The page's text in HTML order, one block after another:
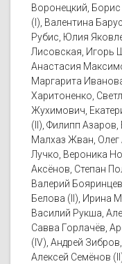
Воронецкий,
(I), Валентина
Рубис, Юлия
Лисовская, Игорь
Анастасия
Маргарита
Харитоненко,
Жухимович,
(II), Филипп Азаров,
Малхаз Жван, Олег
Лучко, Вероника
Аксёнов, Степан
Валерий
Белова (II), Ирина
Василий Рукша,
Савва Горлачёв,
(IV), Андрей
Алексей Семёнов